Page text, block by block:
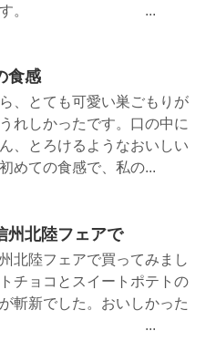
ります。 ...
食感
、とても可愛い巣ごもりが
れしかったです。口の中に
、とろけるようなおいしい
めての食感で、私の...
州北陸フェアで
北陸フェアで買ってみまし
チョコとスイートポテトの
斬新でした。おいしかった
よ。 ...